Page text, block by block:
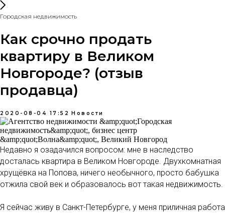
Городская недвижимость
Как срочно продать
квартиру в Великом
Новгороде? (отзыв
продавца)
2020-08-04 17:52 Новости
Недавно я озадачился вопросом: мне в наследство
досталась квартира в Великом Новгороде. Двухкомнатная
хрущёвка на Попова, ничего необычного, просто бабушка
отжила свой век и образовалось вот такая недвижимость.
Я сейчас живу в Санкт-Петербурге, у меня приличная работа